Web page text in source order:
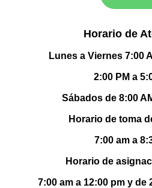
Horario de
Lunes a Viernes 7:00
2:00 PM a
Sábados de 8:00
Horario de toma
7:00 am a
Horario de
7:00 am a 12:00 pm y de